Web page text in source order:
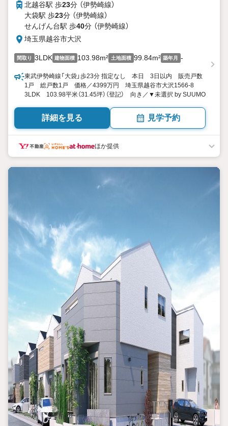
北越谷駅 歩23分 （伊勢崎線）
大袋駅 歩23分 （伊勢崎線）
せんげん台駅 歩40分 （伊勢崎線）
埼玉県越谷市大沢
間取り 3LDK 建物面積 103.98m² 土地面積 99.84m² 築年月 -
東武伊勢崎線「大袋」歩23分 指定なし 本日 3日以内 販売戸数
1戸 総戸数1戸 価格／4399万円 埼玉県越谷市大沢1566-8
3LDK 103.98平米（31.45坪）（登記） 向き／▼未選択 by SUUMO
詳細を見る 見学予約
ほか提供